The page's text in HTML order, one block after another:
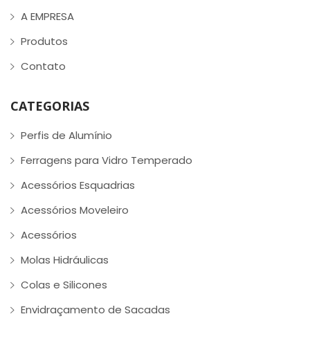
A EMPRESA
Produtos
Contato
CATEGORIAS
Perfis de Alumínio
Ferragens para Vidro Temperado
Acessórios Esquadrias
Acessórios Moveleiro
Acessórios
Molas Hidráulicas
Colas e Silicones
Envidraçamento de Sacadas